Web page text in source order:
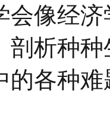
会像经
剖析种
的各种难